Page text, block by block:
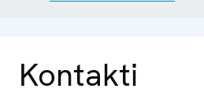
Kontakti